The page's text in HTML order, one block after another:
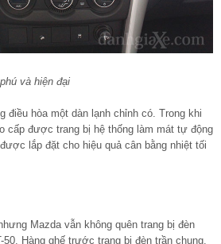
và hiện đại
điều hòa một dàn lạnh chỉnh có. Trong khi
cấp được trang bị hệ thống làm mát tự động
lắp đặt cho hiệu quả cân bằng nhiệt tối
Mazda vẫn không quên trang bị đèn
Hàng ghế trước trang bị đèn trần chung.